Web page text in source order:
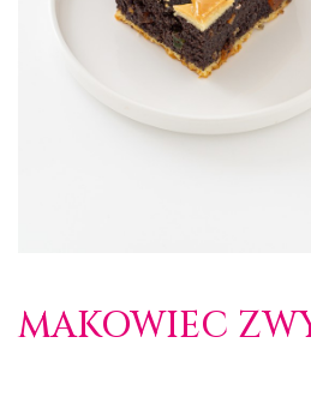
MAKOWIEC